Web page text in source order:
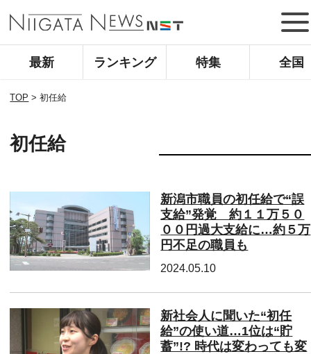
最新 ランキング 特集 全国
TOP >初任給
初任給
新潟市職員の初任給で“誤
支給”発覚 約１１万５０
００円過大支給に…約５万
円不足の職員も
2024.05.10
新社会人に聞いた“初任
給”の使い道…1位は“貯
蓄”!? 時代は変わっても変